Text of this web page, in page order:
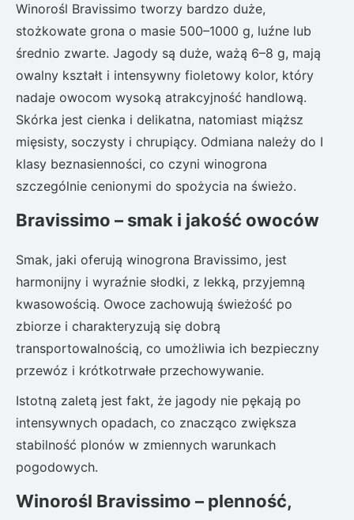
Winorośl Bravissimo tworzy bardzo duże,
stożkowate grona o masie 500–1000 g, luźne lub
średnio zwarte. Jagody są duże, ważą 6–8 g, mają
owalny kształt i intensywny fioletowy kolor, który
nadaje owocom wysoką atrakcyjność handlową.
Skórka jest cienka i delikatna, natomiast miąższ
mięsisty, soczysty i chrupiący. Odmiana należy do I
klasy beznasienności, co czyni winogrona
szczególnie cenionymi do spożycia na świeżo.
Bravissimo – smak i jakość owoców
Smak, jaki oferują winogrona Bravissimo, jest
harmonijny i wyraźnie słodki, z lekką, przyjemną
kwasowością. Owoce zachowują świeżość po
zbiorze i charakteryzują się dobrą
transportowalnością, co umożliwia ich bezpieczny
przewóz i krótkotrwałe przechowywanie.
Istotną zaletą jest fakt, że jagody nie pękają po
intensywnych opadach, co znacząco zwiększa
stabilność plonów w zmiennych warunkach
pogodowych.
Winorośl Bravissimo – plenność,